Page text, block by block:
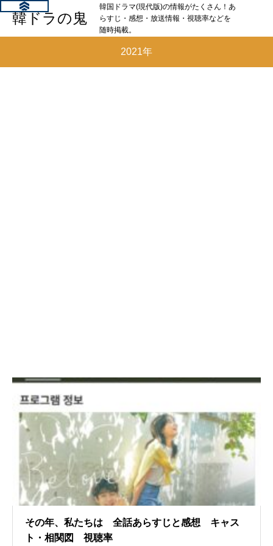
韓ドラの鬼
韓国ドラマ(現代版)の情報がたくさん！あ
らすじ・感想・放送情報・視聴率などを
随時掲載。
2021年
その年、私たちは 全話あらすじと感想 キャス
ト・相関図 視聴率